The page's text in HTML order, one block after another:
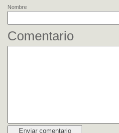
Nombre
Comentario